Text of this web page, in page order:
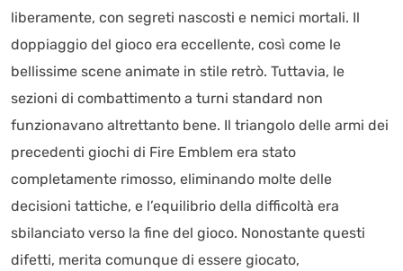
liberamente, con segreti nascosti e nemici mortali. Il
doppiaggio del gioco era eccellente, così come le
bellissime scene animate in stile retrò. Tuttavia, le
sezioni di combattimento a turni standard non
funzionavano altrettanto bene. Il triangolo delle armi dei
precedenti giochi di Fire Emblem era stato
completamente rimosso, eliminando molte delle
decisioni tattiche, e l’equilibrio della difficoltà era
sbilanciato verso la fine del gioco. Nonostante questi
difetti, merita comunque di essere giocato,